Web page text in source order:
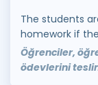
The students
homework if
Öğrenciler,
ödevlerini